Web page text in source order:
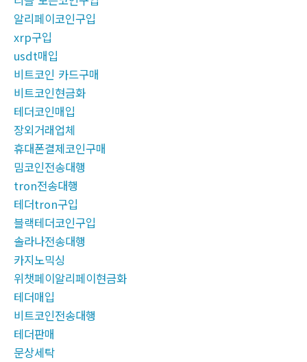
알리페이코인구입
xrp구입
usdt매입
비트코인 카드구매
비트코인현금화
테더코인매입
장외거래업체
휴대폰결제코인구매
밈코인전송대행
tron전송대행
테더tron구입
블랙테더코인구입
솔라나전송대행
카지노믹싱
위챗페이알리페이현금화
테더매입
비트코인전송대행
테더판매
문상세탁